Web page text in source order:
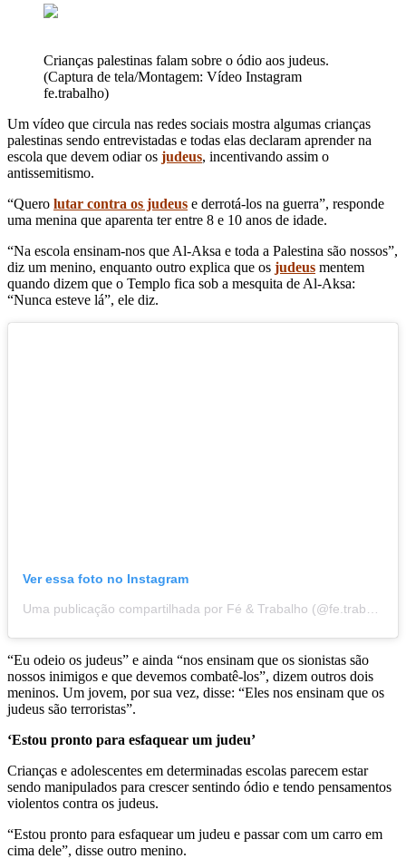
Crianças palestinas falam sobre o ódio aos judeus.
(Captura de tela/Montagem: Vídeo Instagram
fe.trabalho)
Um vídeo que circula nas redes sociais mostra algumas crianças
palestinas sendo entrevistadas e todas elas declaram aprender na
escola que devem odiar os judeus, incentivando assim o
antissemitismo.
“Quero lutar contra os judeus e derrotá-los na guerra”, responde
uma menina que aparenta ter entre 8 e 10 anos de idade.
“Na escola ensinam-nos que Al-Aksa e toda a Palestina são nossos”,
diz um menino, enquanto outro explica que os judeus mentem
quando dizem que o Templo fica sob a mesquita de Al-Aksa:
“Nunca esteve lá”, ele diz.
Ver essa foto no Instagram
“Eu odeio os judeus” e ainda “nos ensinam que os sionistas são
nossos inimigos e que devemos combatê-los”, dizem outros dois
meninos. Um jovem, por sua vez, disse: “Eles nos ensinam que os
judeus são terroristas”.
‘Estou pronto para esfaquear um judeu’
Crianças e adolescentes em determinadas escolas parecem estar
sendo manipulados para crescer sentindo ódio e tendo pensamentos
violentos contra os judeus.
“Estou pronto para esfaquear um judeu e passar com um carro em
cima dele”, disse outro menino.